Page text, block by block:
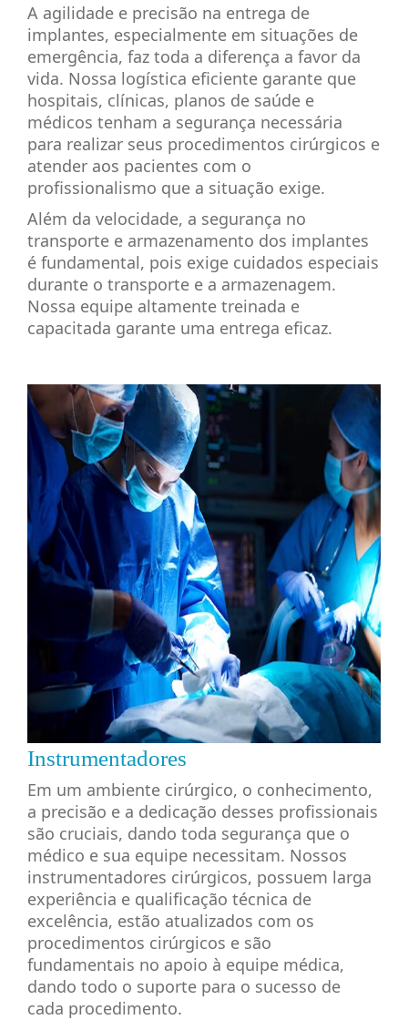
A agilidade e precisão na entrega de
implantes, especialmente em situações de
emergência, faz toda a diferença a favor da
vida. Nossa logística eficiente garante que
hospitais, clínicas, planos de saúde e
médicos tenham a segurança necessária
para realizar seus procedimentos cirúrgicos e
atender aos pacientes com o
profissionalismo que a situação exige.
Além da velocidade, a segurança no
transporte e armazenamento dos implantes
é fundamental, pois exige cuidados especiais
durante o transporte e a armazenagem.
Nossa equipe altamente treinada e
capacitada garante uma entrega eficaz.
Instrumentadores
Em um ambiente cirúrgico, o conhecimento,
a precisão e a dedicação desses profissionais
são cruciais, dando toda segurança que o
médico e sua equipe necessitam. Nossos
instrumentadores cirúrgicos, possuem larga
experiência e qualificação técnica de
excelência, estão atualizados com os
procedimentos cirúrgicos e são
fundamentais no apoio à equipe médica,
dando todo o suporte para o sucesso de
cada procedimento.